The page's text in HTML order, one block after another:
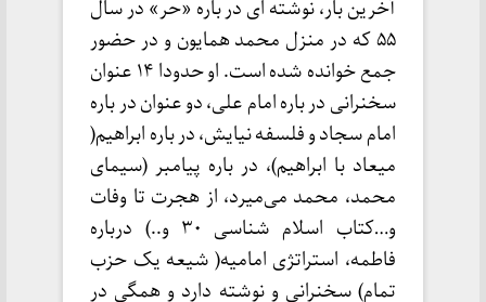
آخرین بار، نوشته ای در باره «حر» در سال
۵۵ که در منزل محمد همایون و در حضور
جمع خوانده شده است. او حدودا ۱۴ عنوان
سخنرانی در باره امام علی، دو عنوان در باره
امام سجاد و فلسفه نیایش، در باره ابراهیم(
میعاد با ابراهیم)، در باره پیامبر (سیمای
محمد، محمد می‌میرد، از هجرت تا وفات
و…کتاب اسلام شناسی ۳۰ و..) درباره
فاطمه، استراتژی امامیه( شیعه یک حزب
تمام) سخنرانی و نوشته دارد و همگی در